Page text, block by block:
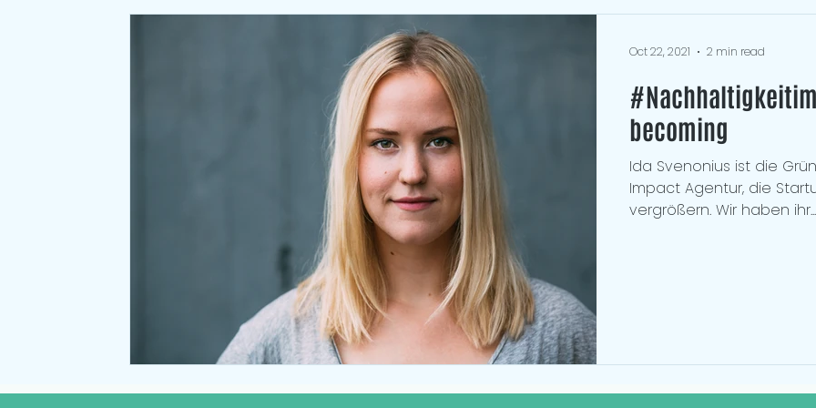
becoming
Ida Svenonius ist die
Impact Agentur, die
vergrößern. Wir haben ihr...
Oct 22, 2021 2 min read